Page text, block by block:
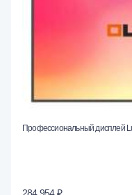
Профессиональный дисплей